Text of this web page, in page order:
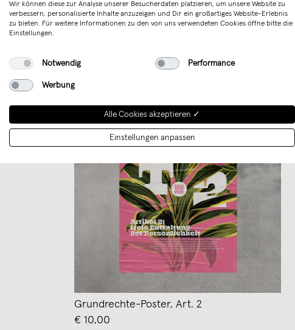
Grundrechte-Poster, Art. 2
€ 10,00
Wir können diese zur Analyse unserer Besucherdaten platzieren, um unsere Website zu
verbessern, personalisierte Inhalte anzuzeigen und Dir ein großartiges Website-Erlebnis
zu bieten. Für weitere Informationen zu den von uns verwendeten Cookies öffne bitte die
Einstellungen.
Notwendig Performance
Werbung
Alle Cookies akzeptieren ✓
Einstellungen anpassen